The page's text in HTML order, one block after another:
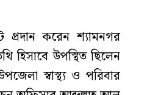
প্রদান করেন শ্যামনগর
হিসাবে উপস্থিত ছিলেন
স্বাস্থ্য ও পরিবার